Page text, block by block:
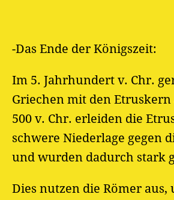
-Das Ende der Königszeit:
Im 5. Jahrhundert v. Chr.
Griechen mit den
500 v. Chr. erleiden die
schwere Niederlage gegen
und wurden dadurch stark
Dies nutzen die Römer aus,